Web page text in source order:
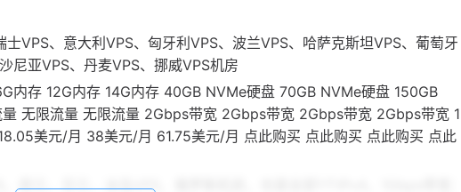
VPS、意大利VPS、匈牙利VPS、波兰VPS、哈萨克斯坦VPS、葡萄牙
尼亚VPS、丹麦VPS、挪威VPS机房
内存 12G内存 14G内存 40GB NVMe硬盘 70GB NVMe硬盘 150GB
无限流量 无限流量 2Gbps带宽 2Gbps带宽 2Gbps带宽 2Gbps带宽 1
美元/月 38美元/月 61.75美元/月 点此购买 点此购买 点此购买 点此
荷兰、芬兰、冰岛VPS、俄罗斯机房，也是全部1个IPv4，1Gbps带宽：